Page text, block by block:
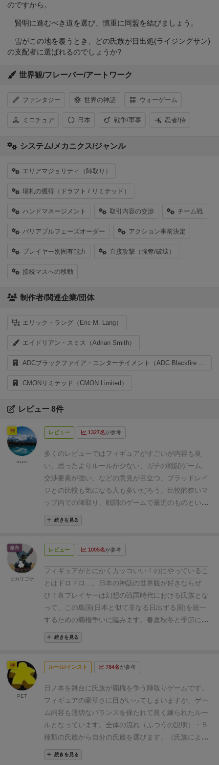
のですから。
賢明に進むべき道を選び、慎重に同盟を結びましょう。
雪がこの地を覆うとき、どの氏族が日出処(ライジングサン)
の支配者に選ばれるのでしょうか?
世界観/フレーバー/アートワーク
ファンタジー 世界の神話 ウォーゲーム
ミニチュア 日本 戦争/軍事 忍者/侍
システム/メカニクス/ジャンル
エリアマジョリティ（陣取り）
場札の獲得（ドラフト / リミテッド）
ハンドマネージメント 取引内容の交渉 チーム戦
バリアブルフェーズオーダー アクション事前決定
プレイヤー別固有能力 直接攻撃（強奪/破壊）
接続マスへの移動
制作者/関連企業/団体
エリック・ラング（Eric M. Lang）
エイドリアン・スミス（Adrian Smith）
ADCブラックファイア・エンターテイメント（ADC Blackfire Entertainment）
CMONリミテッド（CMON Limited）
レビュー 8件
レビュー 1327名が参考
多くのレビューではフィギュアがすごいが内容も良
い、思ったよりルールが少ない、ガチの戦闘ゲーム、
交渉要素が強い、などの意見が目立つ。 ブラッドレイ
ジとの比較も気になる人も多いだろう。
比較的狭いマ
ップ内での陣取り、戦闘のゲームで最近のものといえ
ば、そのブラッドレイジをはじめ、ケメト、サイズ、
イニシュそしてルートなどが思い浮かぶ。これらと比
わけではなく、幅広い戦略性を有する作品だ。
る。BGGのウェイトは3.3であり、テンポの良さと相
まってギリギリ重量級に足を突っ込んでる程度に感じ
る。おなじくBGGでメカニクスは１７登録されてお
り、実際プレイしても、多様性を持つことを実感でき
る。 とりわけ同盟・交渉とアクション時のバリアブル
フェイズオーダー（プエルトリコのような）、戦闘に
独特で、戦闘に勝利するのは当然として、収穫アクシ
ョン施行時の各地域のマジョリティ(アクション時点で
一時的にでもマジョリティを取っていれば良い=スモ
ールワールドっぽい)、兵が死亡した時の勝利点獲得
(ブラッドレイジでお馴染みである)などがある。これ
にラウンド毎の契約となる同盟(ストラグルオブエンパ
イア風？)に、カタンも青ざめるくらいの自由度の高い
交渉が可能となっている。
い。それでもゲームとして大きく破綻することなく、
続きを見る
神
maro
レビュー 1005名が参考
フィギュアがとにかくカッコいい！のにやっているこ
とはドロドロ…。日本の神話の世界観が好きならぜ
ひ！ 各プレイヤーは幻想の戦国時代における氏族とな
って、この島国(日本と似て非なる日出ずる国)を統一
するための覇権争いに臨みます。 春夏秋冬と季節に沿
ってゲームは進みますが、各季節の合戦場はランダム
に決まり、戦が始まるまでの間に各プレイヤーは権謀
る、城を増築する、納めている地方の恩恵を収穫す
ョン)を行う際に注意が必要なのは、選んだ政を他のプ
レイヤーも実行できること。相手の様子を見つつ、自
分にとってベストなタイミングで政を行わなくてはな
らないジレンマがこのゲームの悩ましいところです。
また、同盟を結ぶことは双方にとって恩恵をもたらし
ますが、裏切りの選択肢があることから、単調にゲー
続きを見る
皇帝
ヒカリゴケ
ルール/インスト 784名が参考
日ノ本を舞台に氏族が覇権を争う陣取りゲームです。
フィギュアの豪華さに目がいってしまいますが、ゲー
ム内容も適切なバランスを保たれて良く練られたルー
ルとなっています。 全体の流れ（ふつうの説明）
・５
種類の氏族から自分の氏族を選びます。（氏族により
特殊能力が異なります）
られており、各ラウンドに数か所で争いが発生しま
続きを見る
神
PET